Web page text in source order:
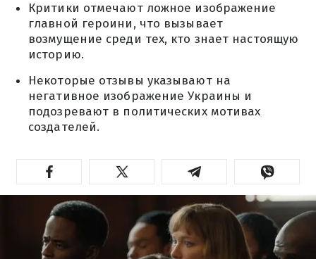
Критики отмечают ложное изображение
главной героини, что вызывает
возмущение среди тех, кто знает настоящую
историю.
Некоторые отзывы указывают на
негативное изображение Украины и
подозревают в политических мотивах
создателей.